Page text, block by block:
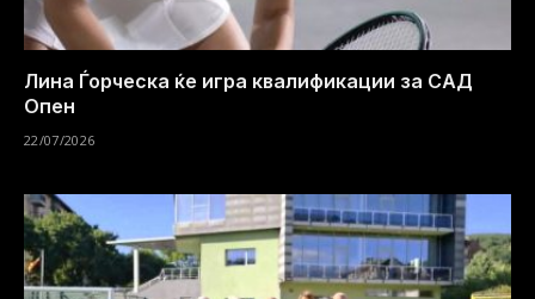
Лина Ѓорческа ќе игра квалификации за САД
Опен
22/07/2026